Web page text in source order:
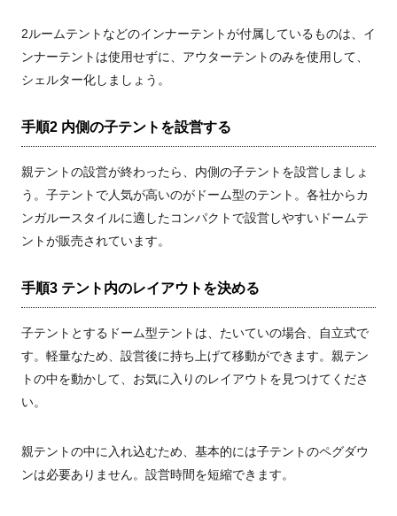
2ルームテントなどのインナーテントが付属しているものは、イ
ンナーテントは使用せずに、アウターテントのみを使用して、
シェルター化しましょう。
手順2 内側の子テントを設営する
親テントの設営が終わったら、内側の子テントを設営しましょ
う。子テントで人気が高いのがドーム型のテント。各社からカ
ンガルースタイルに適したコンパクトで設営しやすいドームテ
ントが販売されています。
手順3 テント内のレイアウトを決める
子テントとするドーム型テントは、たいていの場合、自立式で
す。軽量なため、設営後に持ち上げて移動ができます。親テン
トの中を動かして、お気に入りのレイアウトを見つけてくださ
い。
親テントの中に入れ込むため、基本的には子テントのペグダウ
ンは必要ありません。設営時間を短縮できます。